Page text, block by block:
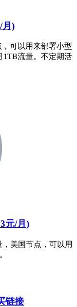
月)
可以用来部署小型
1TB流量。不定期活
元/月)
，美国节点，可以用
链接